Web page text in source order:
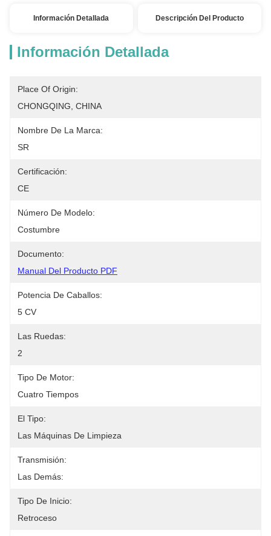
Información Detallada Descripción Del Producto
Información Detallada
Place Of Origin:
CHONGQING, CHINA
Nombre De La Marca:
SR
Certificación:
CE
Número De Modelo:
Costumbre
Documento:
Manual Del Producto PDF
Potencia De Caballos:
5 CV
Las Ruedas:
2
Tipo De Motor:
Cuatro Tiempos
El Tipo:
Las Máquinas De Limpieza
Transmisión:
Las Demás:
Tipo De Inicio:
Retroceso